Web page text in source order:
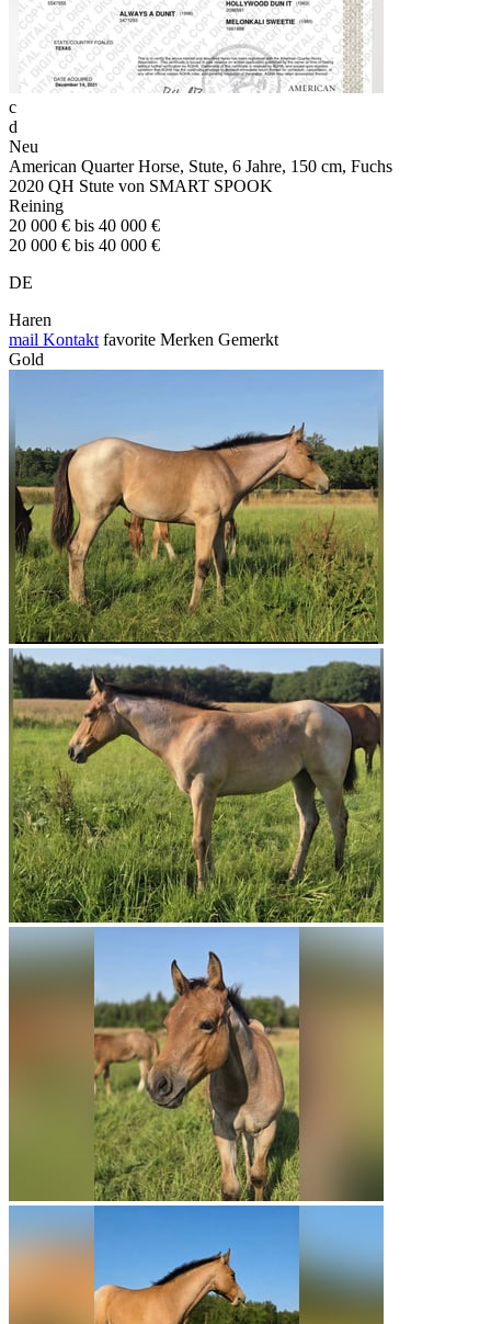
c
d
Neu
American Quarter Horse, Stute, 6 Jahre, 150 cm, Fuchs
2020 QH Stute von SMART SPOOK
Reining
20 000 € bis 40 000 €
20 000 € bis 40 000 €
DE
Haren
mail Kontakt favorite Merken Gemerkt
Gold